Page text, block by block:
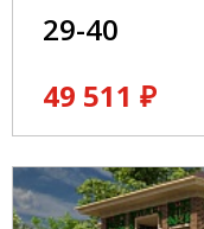
29-40
49 511 ₽